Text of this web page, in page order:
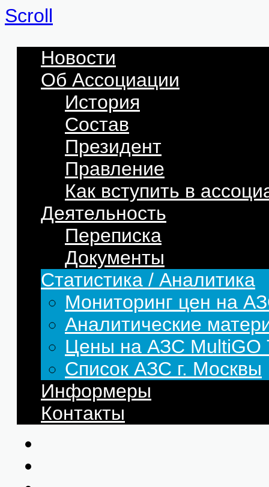
Scroll
Новости
Об Ассоциации
История
Состав
Президент
Правление
Как вступить в
Деятельность
Переписка
Документы
Статистика / Аналитика
Мониторинг цен на
Аналитические
Цены на АЗС
Список АЗС г. Москвы
Информеры
Контакты